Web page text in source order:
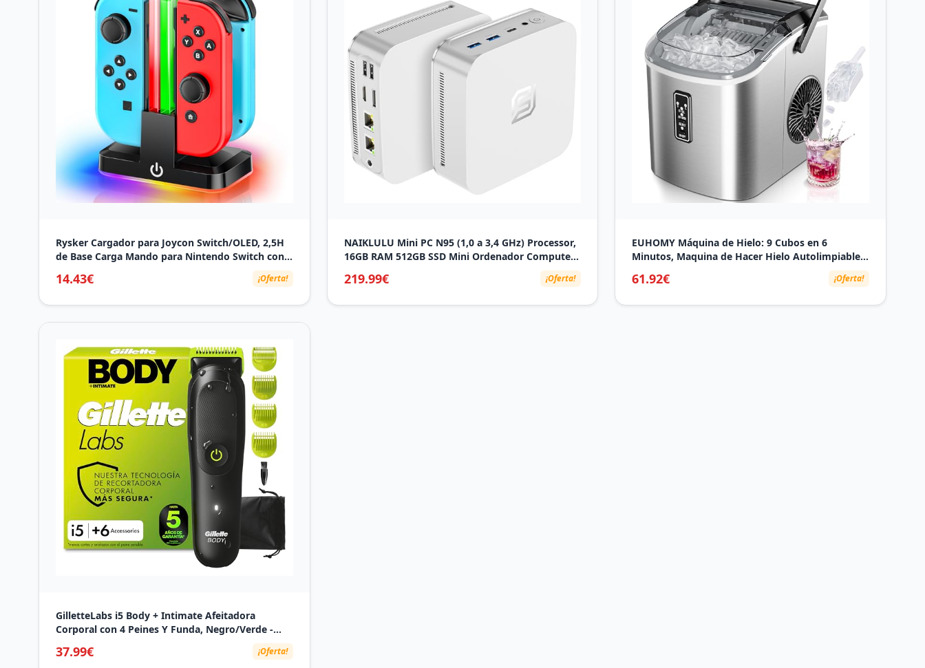
Rysker Cargador para Joycon Switch/OLED, 2,5H
de Base Carga Mando para Nintendo Switch con
Luz RGB y Control Inteligente de Carga, Estacion
de Carga joycon para Nintendo Switch Accesorios
14.43€ ¡Oferta!
NAIKLULU Mini PC N95 (1,0 a 3,4 GHz) Processor,
16GB RAM 512GB SSD Mini Ordenador Computer,
Micro Desktop PC Sobremesa Soporta Pantallas
4K/Tipo-C/USB 3.2/RJ45(Gigabit Ethernet)
219.99€ ¡Oferta!
EUHOMY Máquina de Hielo: 9 Cubos en 6
Minutos, Maquina de Hacer Hielo Autolimpiable,
12Kg/24H, 2 Tamaños de Hielo, con aAsa, Pala
para Hielo y Cesta Ideal Para
61.92€ ¡Oferta!
GilletteLabs i5 Body + Intimate Afeitadora
Corporal con 4 Peines Y Funda, Negro/Verde -
Depiladora Corporal Hombre Impermeable,
Tecnología Skinfirst, Recargable, Rasura el
37.99€ ¡Oferta!